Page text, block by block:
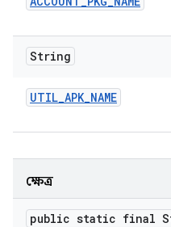
String
UTIL_APK_NAME
ক্ষেত্র
public static final